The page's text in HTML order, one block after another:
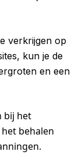
verkrijgen op
kun je de
en een
bij het
behalen